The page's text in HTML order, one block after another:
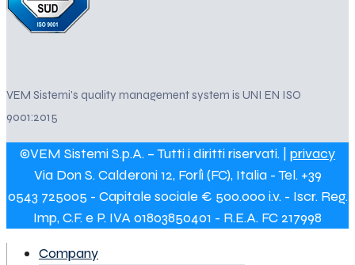
VEM Sistemi's quality management system is UNI EN ISO
9001:2015
©VEM Sistemi S.p.A. – Tutti i diritti riservati. | privacy
Via Don S. Calderoni 12, Forlì (FC), Italia - Tel. +39
0543 725005 - Capitale sociale € 500.000 i.v. - Iscr. Reg.
Imp, C.F. e P. IVA 01803850401 - R.E.A. FC 217998
Company